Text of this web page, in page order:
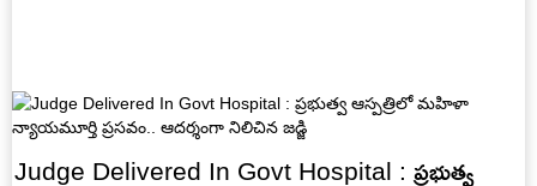
Judge Delivered In Govt Hospital : ప్రభుత్వ